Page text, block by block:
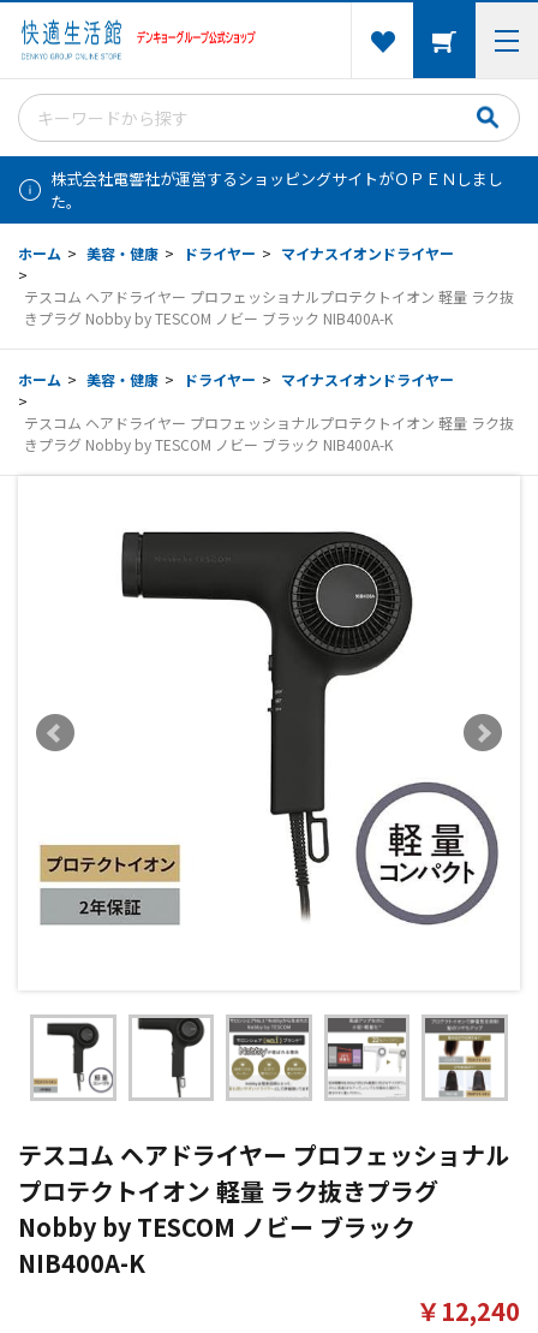
株式会社電響社が運営するショッピングサイトがＯＰＥＮしまし
た。
ホーム > 美容・健康 > ドライヤー > マイナスイオンドライヤー
>
テスコム ヘアドライヤー プロフェッショナルプロテクトイオン 軽量 ラク抜
きプラグ Nobby by TESCOM ノビー ブラック NIB400A-K
ホーム > 美容・健康 > ドライヤー > マイナスイオンドライヤー
>
テスコム ヘアドライヤー プロフェッショナルプロテクトイオン 軽量 ラク抜
きプラグ Nobby by TESCOM ノビー ブラック NIB400A-K
テスコム ヘアドライヤー プロフェッショナル
プロテクトイオン 軽量 ラク抜きプラグ
Nobby by TESCOM ノビー ブラック
NIB400A-K
￥12,240